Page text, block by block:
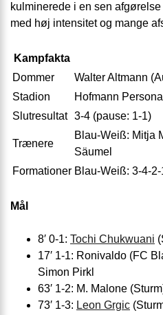
kulminerede i en sen
med høj intensitet og mange
Kampfakta
Dommer
Walter Altmann
Stadion
Hofmann
Slutresultat 3-4 (pause: 1-1)
Trænere
Blau-Weiß: Mitja
Säumel
Formationer Blau-Weiß: 3-4-
Mål
8′ 0-1: Tochi Chukwuani
17′ 1-1: Ronivaldo (FC
Simon Pirkl
63′ 1-2: M. Malone
73′ 1-3: Leon Grgic